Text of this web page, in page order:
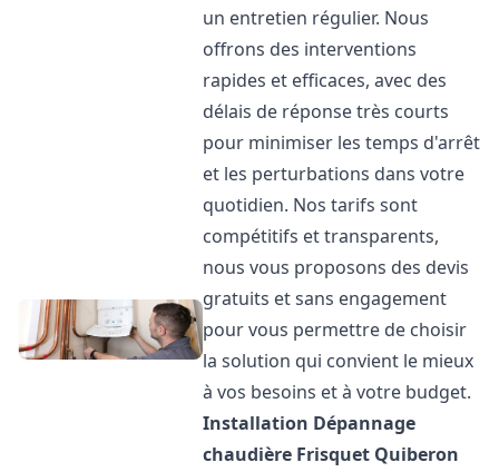
un entretien régulier. Nous
offrons des interventions
rapides et efficaces, avec des
délais de réponse très courts
pour minimiser les temps d'arrêt
et les perturbations dans votre
quotidien. Nos tarifs sont
compétitifs et transparents,
nous vous proposons des devis
gratuits et sans engagement
pour vous permettre de choisir
la solution qui convient le mieux
à vos besoins et à votre budget.
Installation Dépannage
chaudière Frisquet Quiberon